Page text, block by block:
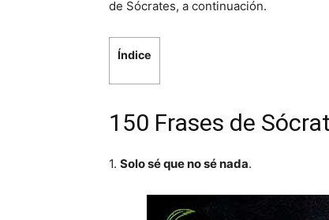
de Sócrates, a continuación.
Índice
150 Frases de
1. Solo sé que no sé nada.